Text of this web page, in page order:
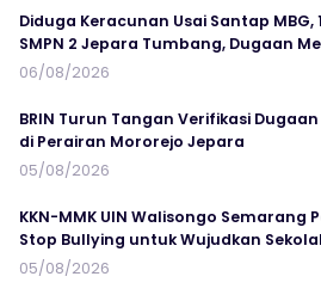
Diduga Keracunan Usai Santap MBG,
SMPN 2 Jepara Tumbang, Dugaan
06/08/2026
BRIN Turun Tangan Verifikasi
di Perairan Mororejo Jepara
05/08/2026
KKN-MMK UIN Walisongo Semarang
Stop Bullying untuk Wujudkan
05/08/2026